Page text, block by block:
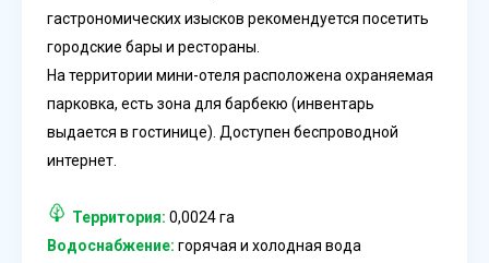
гастрономических изысков рекомендуется посетить
городские бары и рестораны.
На территории мини-отеля расположена охраняемая
парковка, есть зона для барбекю (инвентарь
выдается в гостинице). Доступен беспроводной
интернет.
Территория: 0,0024 га
Водоснабжение: горячая и холодная вода